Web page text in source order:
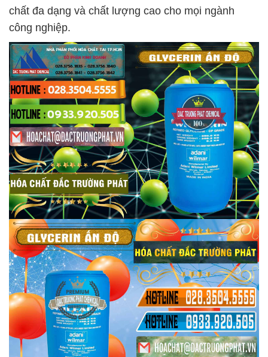
chất đa dạng và chất lượng cao cho mọi ngành
công nghiệp.